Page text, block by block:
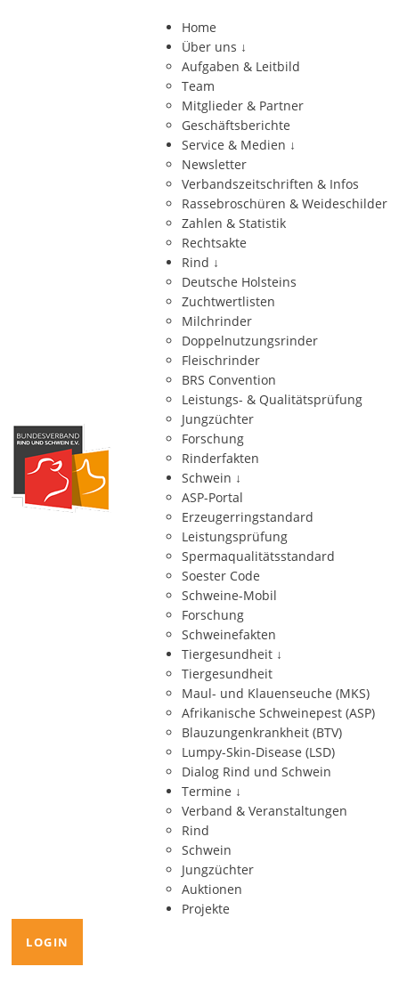
Home
Über uns ↓
Aufgaben & Leitbild
Team
Mitglieder & Partner
Geschäftsberichte
Service & Medien ↓
Newsletter
Verbandszeitschriften & Infos
Rassebroschüren & Weideschilder
Zahlen & Statistik
Rechtsakte
Rind ↓
Deutsche Holsteins
Zuchtwertlisten
Milchrinder
Doppelnutzungsrinder
Fleischrinder
BRS Convention
Leistungs- & Qualitätsprüfung
Jungzüchter
Forschung
Rinderfakten
Schwein ↓
ASP-Portal
Erzeugerringstandard
Leistungsprüfung
Spermaqualitätsstandard
Soester Code
Schweine-Mobil
Forschung
Schweinefakten
Tiergesundheit ↓
Tiergesundheit
Maul- und Klauenseuche (MKS)
Afrikanische Schweinepest (ASP)
Blauzungenkrankheit (BTV)
Lumpy-Skin-Disease (LSD)
Dialog Rind und Schwein
Termine ↓
Verband & Veranstaltungen
Rind
Schwein
Jungzüchter
Auktionen
Projekte
LOGIN